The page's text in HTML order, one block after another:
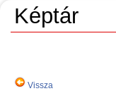
Képtár
Vissza